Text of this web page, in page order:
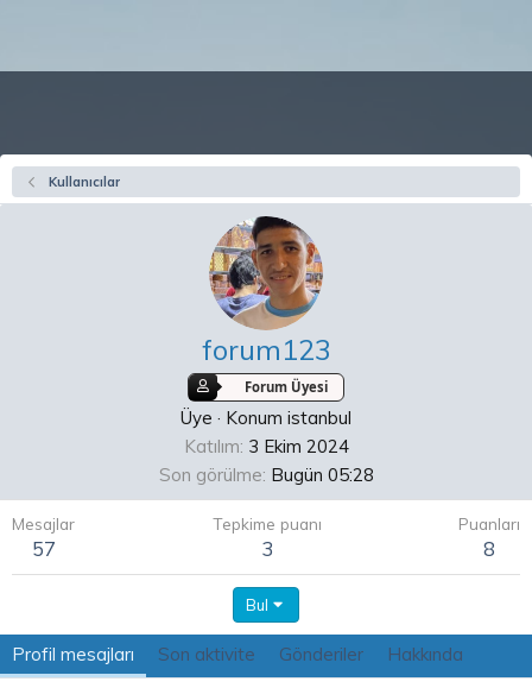
Kullanıcılar
forum123
Forum Üyesi
Üye · Konum istanbul
Katılım 3 Ekim 2024
Son görülme Bugün 05:28
Mesajlar
57
Tepkime puanı
3
Puanları
8
Bul
Profil mesajları Son aktivite Gönderiler Hakkında